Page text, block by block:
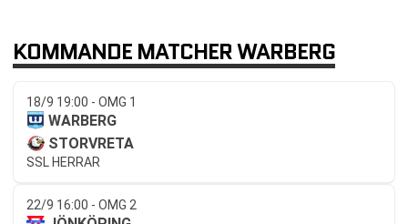
KOMMANDE MATCHER WARBERG
18/9 19:00 - OMG 1
WARBERG
STORVRETA
SSL HERRAR
22/9 16:00 - OMG 2